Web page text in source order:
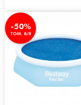
-50%
TOM. 8/8